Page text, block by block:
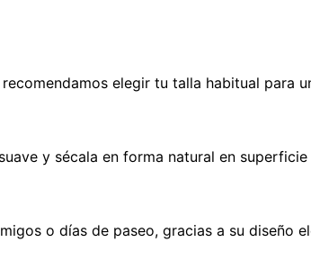
elegir tu talla habitual para
y sécala en forma natural en
o días de paseo, gracias a su diseño